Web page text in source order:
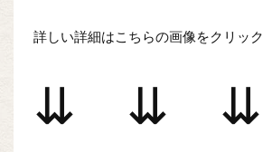
詳しい詳細はこちらの画像をクリック
⇊ ⇊ ⇊